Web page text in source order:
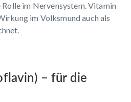
im Nervensystem. Vitamin
im Volksmund auch als
– für die